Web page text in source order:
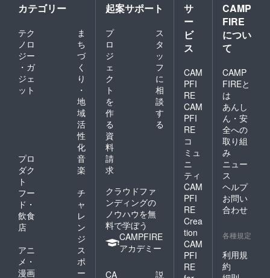
カテゴリー
テク
ノロ
ジー
・ガ
ジェ
ット
ま
ち
づ
く
り
・
地
域
活
性
化
プロ
ダク
ト
音
楽
フー
ド・
飲食
店
チ
ャ
レ
ン
ジ
アニ
メ・
漫画
ス
ポ
ー
起案サポート
プ
ロ
ジ
ェ
ク
ト
を
作
る
ス
タ
ッ
フ
に
相
談
す
る
資
料
請
求
クラウドファ
ンディングの
ノウハウを無
料で学ぼう
CAMPFIRE
アカデミー
CA
説
サ
ー
ビ
ス
CAM
PFI
RE
CAM
PFI
RE
コ
ミュ
ニ
ティ
CAM
PFI
RE
Crea
tion
CAM
PFI
RE
CAMP
FIRE
につい
て
CAMP
FIREと
は
あんし
ん・安
全への
取り組
み
ニュー
ス
ヘルプ
お問い
合わせ
各種規定
利用規
約